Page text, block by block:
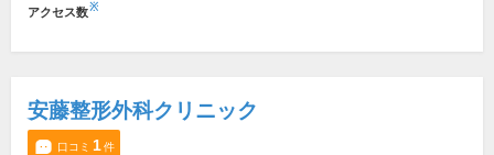
アクセス数※
安藤整形外科クリニック
口コミ 1件